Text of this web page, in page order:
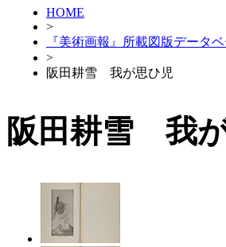
HOME
>
『美術画報』所載図版データ
>
阪田耕雪 我が思ひ児
阪田耕雪 我